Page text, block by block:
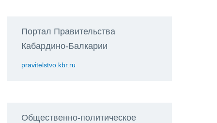
Портал Правительства
Кабардино-Балкарии
pravitelstvo.kbr.ru
Общественно-политическое